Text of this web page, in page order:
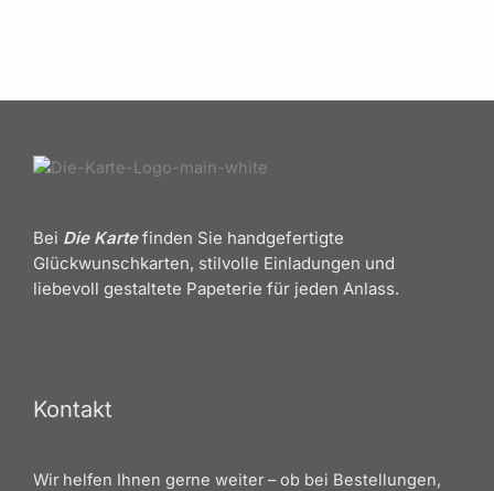
Bei Die Kartefinden Sie handgefertigte
Glückwunschkarten, stilvolle Einladungen und
liebevoll gestaltete Papeterie für jeden Anlass.
Kontakt
Wir helfen Ihnen gerne weiter – ob bei Bestellungen,